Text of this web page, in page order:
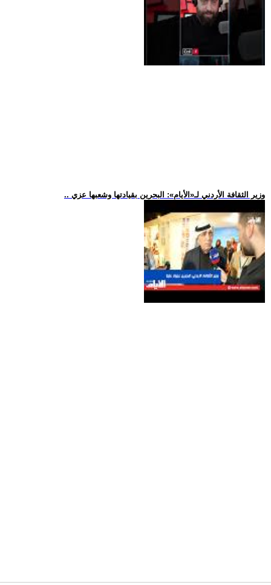
.. وزير الثقافة الأردني لـ«الأيام»: البحرين بقيادتها وشعبها عزي